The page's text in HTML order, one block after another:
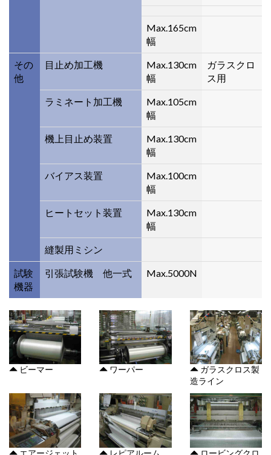
Max.165cm
幅
その
他
目止め加工機
Max.130cm
幅
ガラスクロ
ス用
ラミネート加工機
Max.105cm
幅
機上目止め装置
Max.130cm
幅
バイアス装置
Max.100cm
幅
ヒートセット装置
Max.130cm
幅
縫製用ミシン
試験
機器
引張試験機 他一式 Max.5000N
ビーマー ワーパー
ガラスクロス製
造ライン